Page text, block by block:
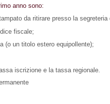
anno sono:
da ritirare presso la segreteria
fiscale;
(o un titolo estero equipollente);
iscrizione e la tassa regionale.